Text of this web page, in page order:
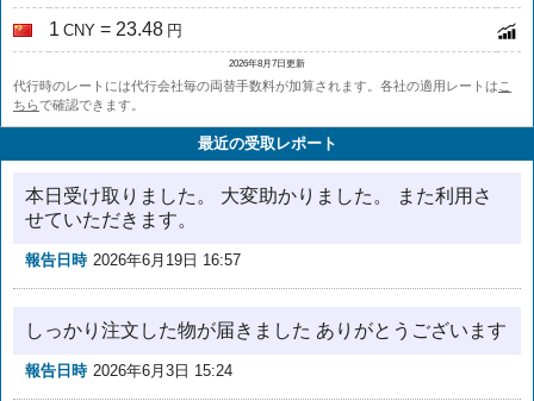
1 CNY = 23.48 円
2026年8月7日更新
代行時のレートには代行会社毎の両替手数料が加算されます。各社の適用レートは こ
ちらで確認できます。
最近の受取レポート
本日受け取りました。 大変助かりました。 また利用さ
せていただきます。
報告日時 2026年6月19日 16:57
しっかり注文した物が届きました ありがとうございます
報告日時 2026年6月3日 15:24